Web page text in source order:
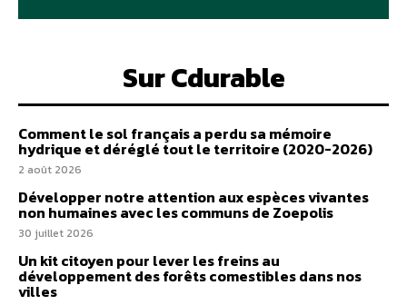
Sur Cdurable
Comment le sol français a perdu sa mémoire
hydrique et déréglé tout le territoire (2020-2026)
2 août 2026
Développer notre attention aux espèces vivantes
non humaines avec les communs de Zoepolis
30 juillet 2026
Un kit citoyen pour lever les freins au
développement des forêts comestibles dans nos
villes